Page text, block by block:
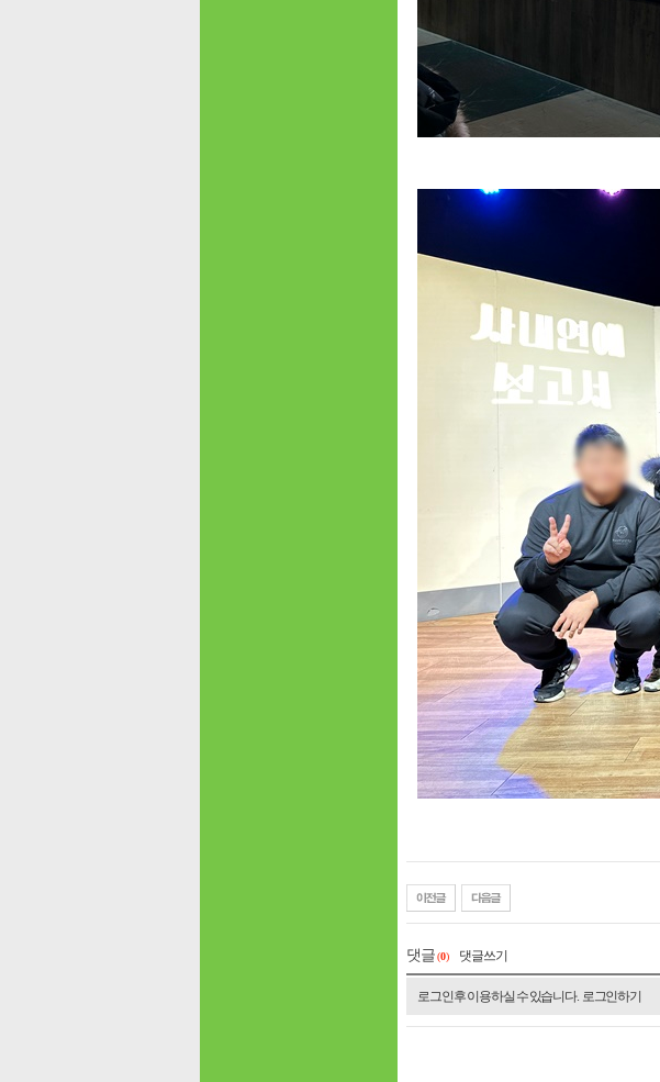
댓글(0) 댓글쓰기
로그인 후 이용하실 수 있습니다. 로그인하기